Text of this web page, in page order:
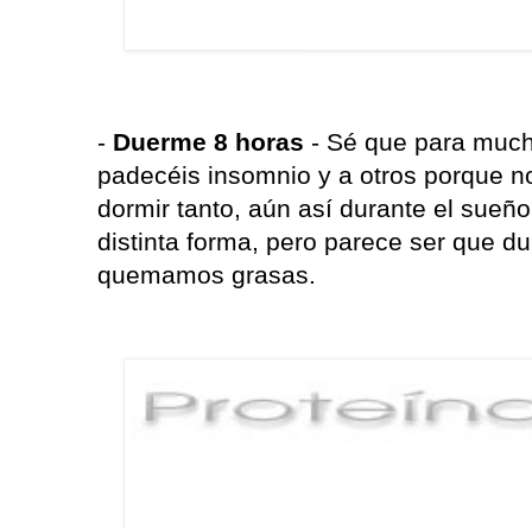
- Duerme 8 horas - Sé que para
padecéis insomnio y a otros porque
dormir tanto, aún así durante el
distinta forma, pero parece ser que
quemamos grasas.